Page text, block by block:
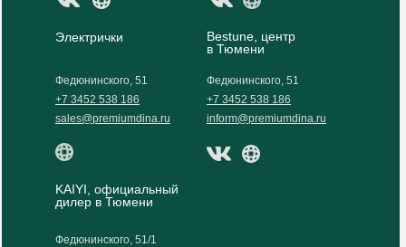
Федюнинского, 51/1
KAIYI, официальный
дилер в Тюмени
Электрички
Федюнинского, 51
+7 3452 538 186
sales@premiumdina.ru
Bestune, центр
в Тюмени
Федюнинского, 51
+7 3452 538 186
inform@premiumdina.ru